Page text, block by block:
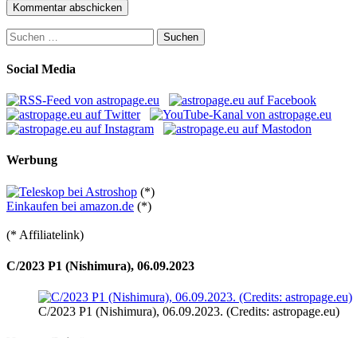
Suchen
nach:
Social Media
Werbung
(*)
Einkaufen bei amazon.de (*)
(* Affiliatelink)
C/2023 P1 (Nishimura), 06.09.2023
C/2023 P1 (Nishimura), 06.09.2023. (Credits: astropage.eu)